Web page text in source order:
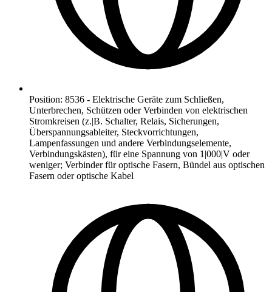
Position: 8536 - Elektrische Geräte zum Schließen,
Unterbrechen, Schützen oder Verbinden von elektrischen
Stromkreisen (z.|B. Schalter, Relais, Sicherungen,
Überspannungsableiter, Steckvorrichtungen,
Lampenfassungen und andere Verbindungselemente,
Verbindungskästen), für eine Spannung von 1|000|V oder
weniger; Verbinder für optische Fasern, Bündel aus optischen
Fasern oder optische Kabel